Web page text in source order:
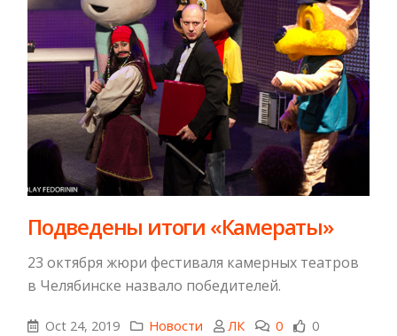
Подведены итоги «Камераты»
23 октября жюри фестиваля камерных театров
в Челябинске назвало победителей.
Oct 24, 2019 Новости ЛК 0 0